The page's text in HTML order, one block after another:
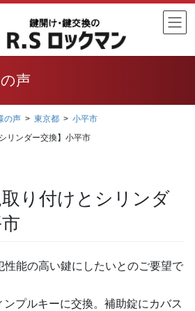
声
の声 東京都
小平市
リンダー交換】小平市
取り付けとシリンダ
性能の高い鍵にしたいとのご要望で
ンプルキーに交換。補助錠にカバス